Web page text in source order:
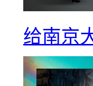
给南京